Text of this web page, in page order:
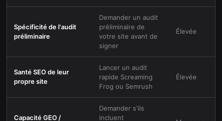
Spécificité de l'audit
préliminaire
Demander un audit
préliminaire de
votre site avant de
signer
Élevée
Santé SEO de leur
propre site
Lancer un audit
rapide Screaming
Frog ou Semrush
Élevée
Capacité GEO /
Demander s'ils
incluent